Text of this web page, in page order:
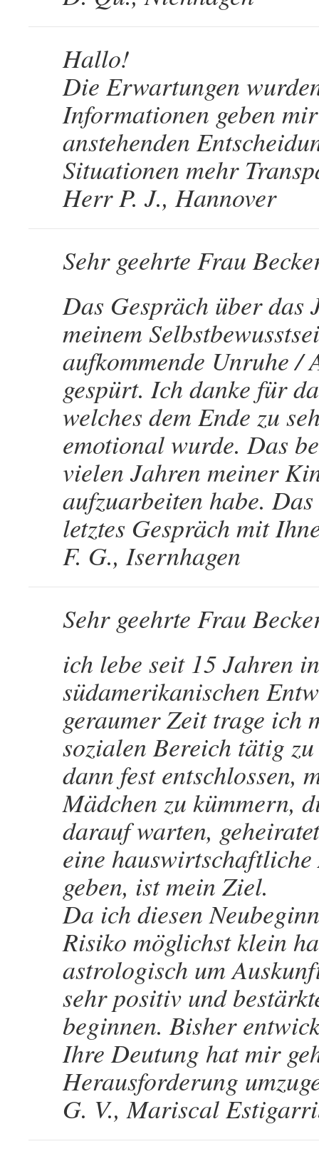
Hallo!
Die Erwartungen
Informationen geben
anstehenden
Situationen mehr
Herr P. J., Hannover
Sehr geehrte Frau
Das Gespräch über das
meinem
aufkommende Unruhe /
gespürt. Ich danke für
welches dem Ende zu
emotional wurde. Das
vielen Jahren meiner
aufzuarbeiten habe.
letztes Gespräch mit
F. G., Isernhagen
Sehr geehrte Frau
ich lebe seit 15 Jahren
südamerikanischen
geraumer Zeit trage ich
sozialen Bereich tätig
dann fest entschlossen,
Mädchen zu kümmern,
darauf warten,
eine
geben, ist mein Ziel.
Da ich diesen
Risiko möglichst klein
astrologisch um
sehr positiv und
beginnen. Bisher
Ihre Deutung hat mir
Herausforderung
G. V., Mariscal